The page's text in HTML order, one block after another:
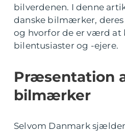
bilverdenen. I denne
danske bilmærker,
og hvorfor de er værd at
bilentusiaster og -ejere.
Præsentation
bilmærker
Selvom Danmark